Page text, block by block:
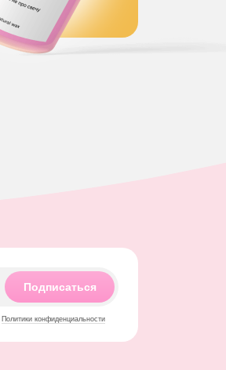
Политики конфиденциальности
Подписаться